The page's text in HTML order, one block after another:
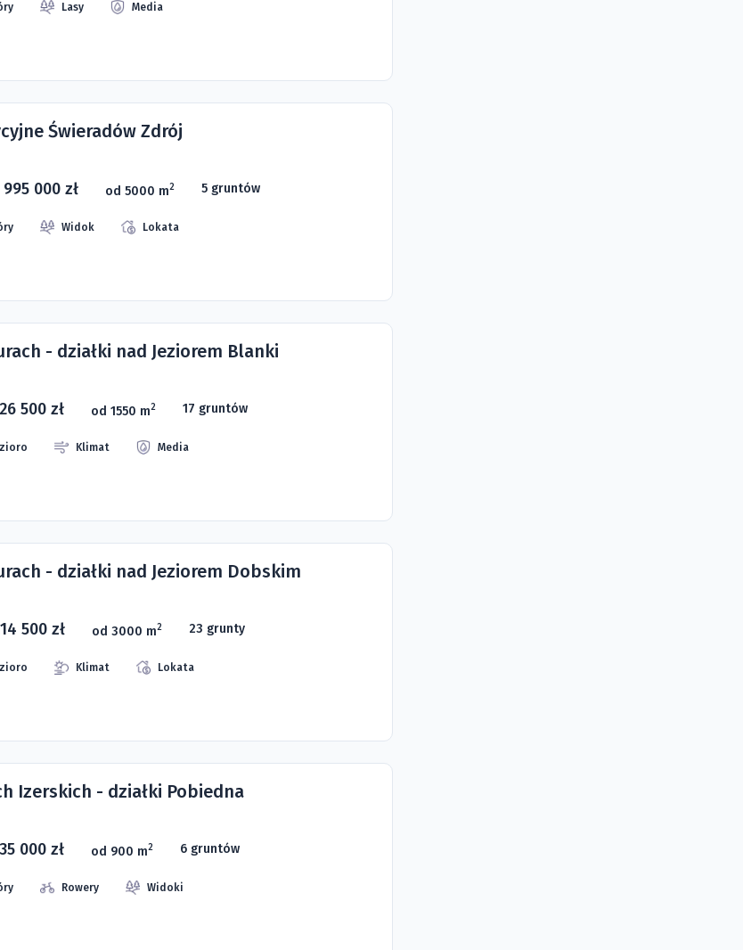
Lasy Media
Świeradów Zdrój
000 zł od 5000 m2 5 gruntów
Widok Lokata
- działki nad Jeziorem Blanki
500 zł od 1550 m2 17 gruntów
Klimat Media
- działki nad Jeziorem Dobskim
500 zł od 3000 m2 23 grunty
Klimat Lokata
Izerskich - działki Pobiedna
000 zł od 900 m2 6 gruntów
Rowery Widoki